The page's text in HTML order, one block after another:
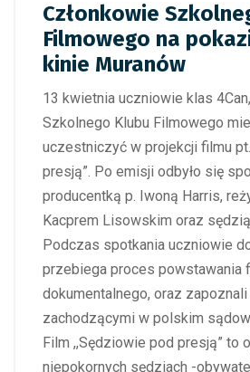
Członkowie
Filmowego na
kinie Muranów
13 kwietnia uczniowie klas
Szkolnego Klubu Filmowego
uczestniczyć w projekcji filmu
presją”. Po emisji odbyło się
producentką p. Iwoną Harris,
Kacprem Lisowskim oraz
Podczas spotkania uczniowie
przebiega proces powstawania
dokumentalnego, oraz
zachodzącymi w polskim
Film ,,Sędziowie pod presją” to
niepokornych sędziach -